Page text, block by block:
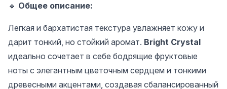
🔹 Общее описание:
Легкая и бархатистая текстура увлажняет кожу и
дарит тонкий, но стойкий аромат. Bright Crystal
идеально сочетает в себе бодрящие фруктовые
ноты с элегантным цветочным сердцем и тонкими
древесными акцентами, создавая сбалансированный